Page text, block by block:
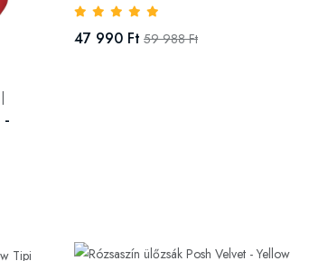
|
47 990 Ft 59 988 Ft